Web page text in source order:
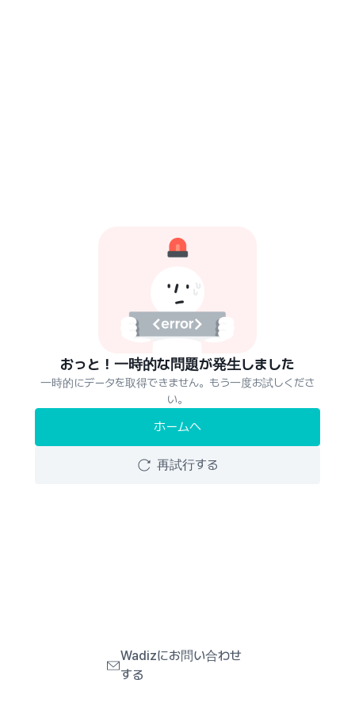
おっと！一時的な問題が発生しました
一時的にデータを取得できません。もう一度お試しくださ
い。
ホームへ
再試行する
Wadizにお問い合わせ
する